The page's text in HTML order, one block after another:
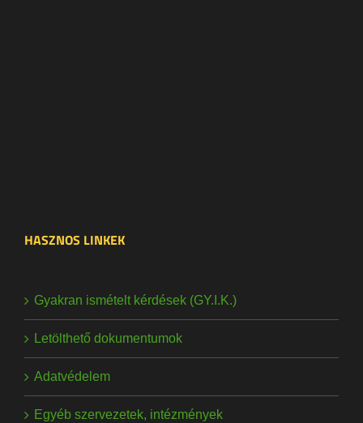
HASZNOS LINKEK
Gyakran ismételt kérdések (GY.I.K.)
Letölthető dokumentumok
Adatvédelem
Egyéb szervezetek, intézmények